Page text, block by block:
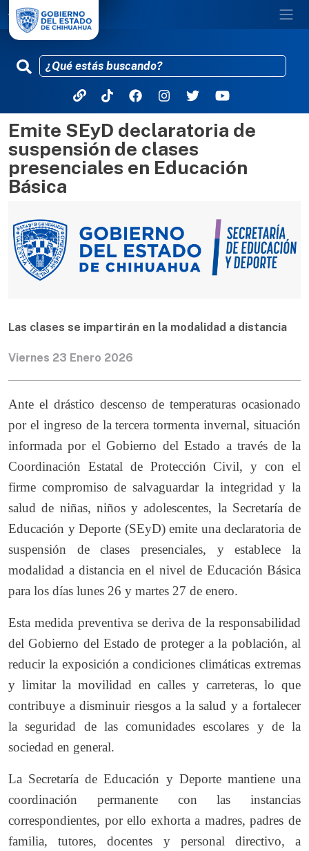
Pasar al contenido principal
Emite SEyD declaratoria de
suspensión de clases
presenciales en Educación
Básica
Las clases se impartirán en la modalidad a distancia
Viernes 23 Enero 2026
Ante el drástico descenso de temperaturas ocasionado
por el ingreso de la tercera tormenta invernal, situación
informada por el Gobierno del Estado a través de la
Coordinación Estatal de Protección Civil, y con el
firme compromiso de salvaguardar la integridad y la
salud de niñas, niños y adolescentes, la Secretaría de
Educación y Deporte (SEyD) emite una declaratoria de
suspensión de clases presenciales, y establece la
modalidad a distancia en el nivel de Educación Básica
para los días lunes 26 y martes 27 de enero.
Esta medida preventiva se deriva de la responsabilidad
del Gobierno del Estado de proteger a la población, al
reducir la exposición a condiciones climáticas extremas
y limitar la movilidad en calles y carreteras, lo que
contribuye a disminuir riesgos a la salud y a fortalecer
la seguridad de las comunidades escolares y de la
sociedad en general.
La Secretaría de Educación y Deporte mantiene una
coordinación permanente con las instancias
correspondientes, por ello exhorta a madres, padres de
familia, tutores, docentes y personal directivo, a